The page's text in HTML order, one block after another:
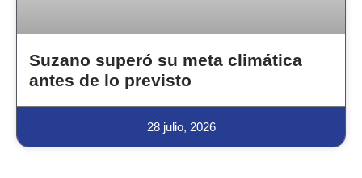
Suzano superó su meta climática
antes de lo previsto
28 julio, 2026